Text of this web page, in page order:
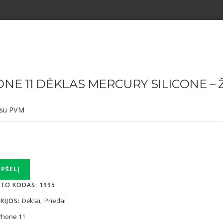
11 DĖKLAS MERCURY SILICONE –
PVM
KODAS: 1995
Dėklai, Priedai
11